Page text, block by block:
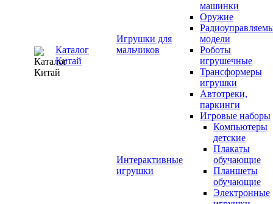
Каталог
Китай
Игрушки для
мальчиков
машинки
Оружие
модели
Роботы
игрушечные
Трансформеры
игрушки
Автотреки,
паркинги
Игровые наборы
Интерактивные
игрушки
Компьютеры
детские
Плакаты
обучающие
Планшеты
обучающие
Электронные